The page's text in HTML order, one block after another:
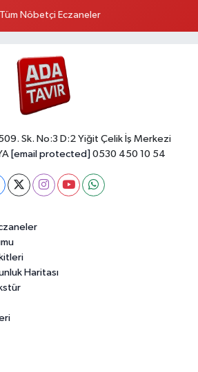
Tüm Nöbetçi Eczaneler
Sk. No:3 D:2 Yiğit Çelik İş Merkezi
[email protected] 0530 450 10 54
Haritası